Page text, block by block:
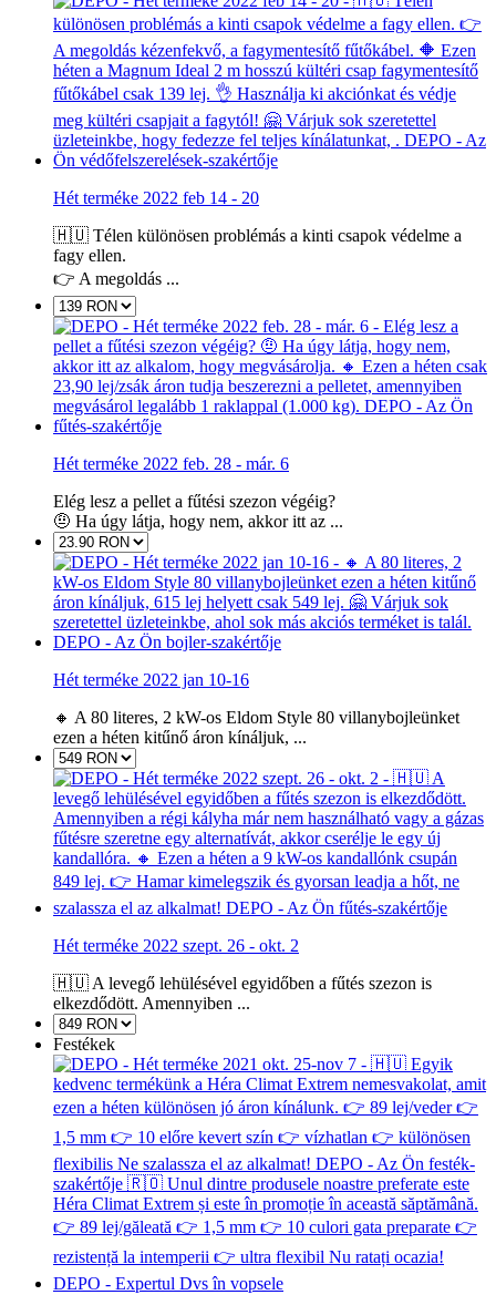
Hét terméke 2022 feb 14 - 20
🇭🇺 Télen különösen problémás a kinti csapok védelme a
fagy ellen.
👉 A megoldás ...
Hét terméke 2022 feb. 28 - már. 6
Elég lesz a pellet a fűtési szezon végéig?
🤨 Ha úgy látja, hogy nem, akkor itt az ...
Hét terméke 2022 jan 10-16
🔸 A 80 literes, 2 kW-os Eldom Style 80 villanybojleünket
ezen a héten kitűnő áron kínáljuk, ...
Hét terméke 2022 szept. 26 - okt. 2
🇭🇺 A levegő lehülésével egyidőben a fűtés szezon is
elkezdődött. Amennyiben ...
Festékek